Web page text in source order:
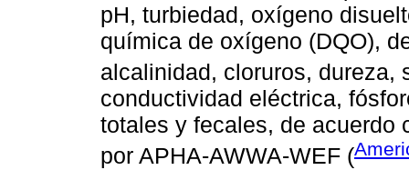
pH, turbiedad, oxígeno
química de oxígeno (DQO),
alcalinidad, cloruros, dureza,
conductividad eléctrica,
totales y fecales, de acuerdo
por APHA-AWWA-WEF (